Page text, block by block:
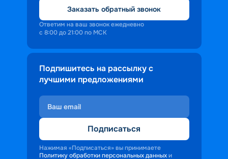
Заказать обратный звонок
Ответим на ваш звонок ежедневно
с 8:00 до 21:00 по МСК
Подпишитесь на рассылку с
лучшими предложениями
Подписаться
Нажимая «Подписаться» вы принимаете
Политику обработки персональных данных и